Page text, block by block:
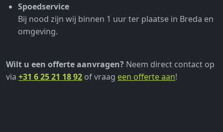
Spoedservice
Bij nood zijn wij binnen 1 uur ter plaatse in Breda en
omgeving.
Wilt u een offerte aanvragen? Neem direct contact op
via +31 6 25 21 18 92 of vraag een offerte aan!